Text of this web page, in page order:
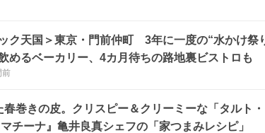
ク天国＞東京・門前仲町 3年に一度の“水かけ
めるベーカリー、4カ月待ちの路地裏ビストロも
前
春巻きの皮。クリスピー＆クリーミーな「タルト
マチーナ』亀井良真シェフの「家つまみレシピ」